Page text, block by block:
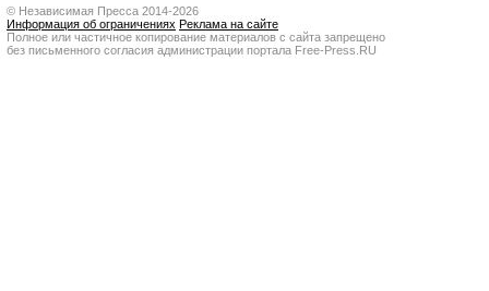
© Независимая Пресса 2014-2026
Информация об ограничениях Реклама на сайте
Полное или частичное копирование материалов с сайта запрещено
без письменного согласия администрации портала Free-Press.RU